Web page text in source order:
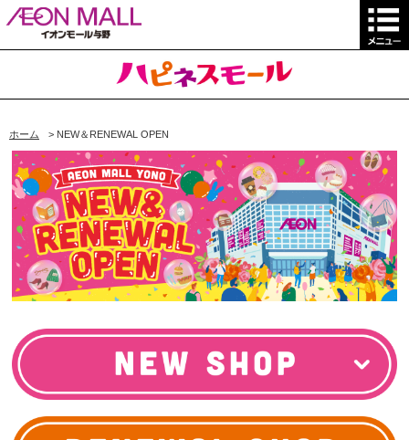
ホーム > NEW＆RENEWAL OPEN